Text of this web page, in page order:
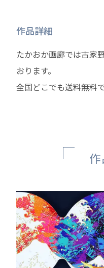
作品詳細
たかおか画廊では古家
おります。
全国どこでも送料無料